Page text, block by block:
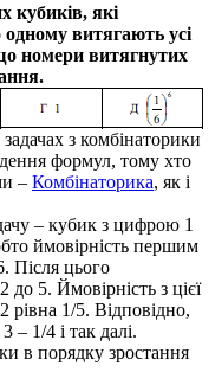
кубиків, які
витягають усі
номери витягнутих
з комбінаторики
формул, тому хто
– Комбінаторика, як і
– кубик з цифрою 1
ймовірність першим
. Після цього
2 до 5. Ймовірність з цієї
2 рівна 1/5. Відповідно,
3 – 1/4 і так далі.
в порядку зростання